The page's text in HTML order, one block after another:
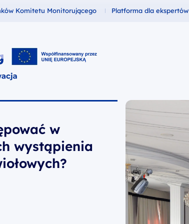
Komitetu Monitorującego Fundusze dla
Platforma dla ekspertów
– Słowacja 2021-2027
w
wystąpienia